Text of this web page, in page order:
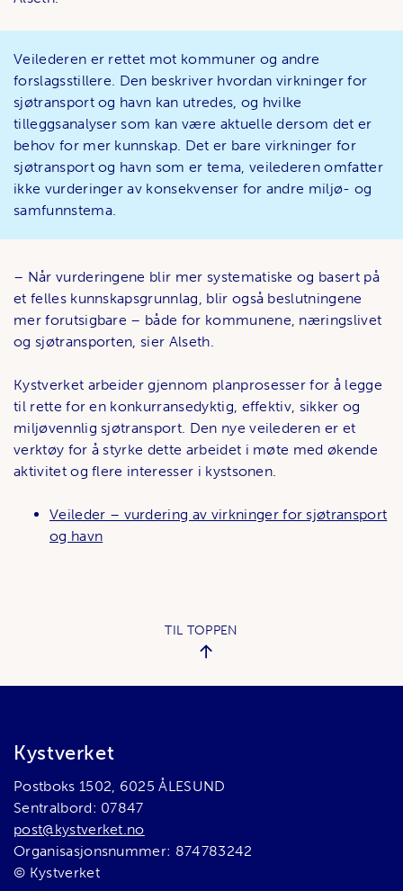
Veilederen er rettet mot kommuner og andre
forslagsstillere. Den beskriver hvordan virkninger for
sjøtransport og havn kan utredes, og hvilke
tilleggsanalyser som kan være aktuelle dersom det er
behov for mer kunnskap. Det er bare virkninger for
sjøtransport og havn som er tema, veilederen omfatter
ikke vurderinger av konsekvenser for andre miljø- og
samfunnstema.
– Når vurderingene blir mer systematiske og basert på
et felles kunnskapsgrunnlag, blir også beslutningene
mer forutsigbare – både for kommunene, næringslivet
og sjøtransporten, sier Alseth.
Kystverket arbeider gjennom planprosesser for å legge
til rette for en konkurransedyktig, effektiv, sikker og
miljøvennlig sjøtransport. Den nye veilederen er et
verktøy for å styrke dette arbeidet i møte med økende
aktivitet og flere interesser i kystsonen.
Veileder – vurdering av virkninger for sjøtransport
og havn
TIL TOPPEN
Bunnområde
Kystverket
Postboks 1502, 6025 ÅLESUND
Sentralbord: 07847
post@kystverket.no
Organisasjonsnummer: 874783242
© Kystverket